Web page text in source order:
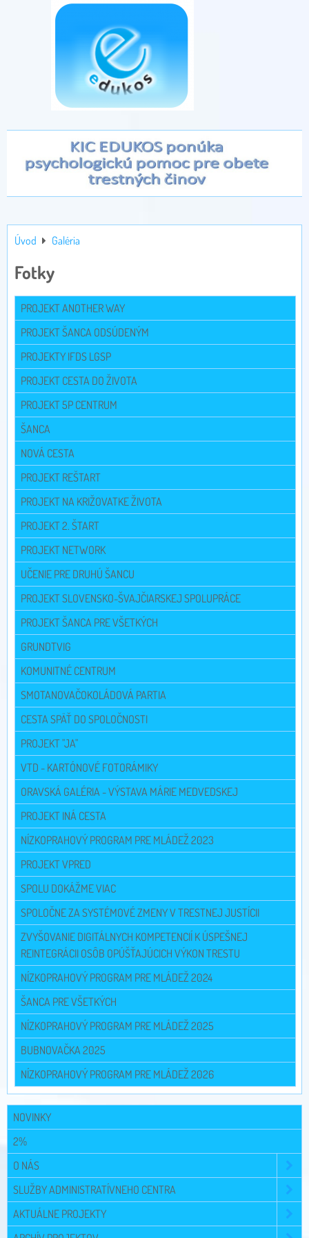
Úvod Galéria
Fotky
PROJEKT ANOTHER WAY
PROJEKT ŠANCA ODSÚDENÝM
PROJEKTY IFDS LGSP
PROJEKT CESTA DO ŽIVOTA
PROJEKT 5P CENTRUM
ŠANCA
NOVÁ CESTA
PROJEKT REŠTART
PROJEKT NA KRIŽOVATKE ŽIVOTA
PROJEKT 2. ŠTART
PROJEKT NETWORK
UČENIE PRE DRUHÚ ŠANCU
PROJEKT SLOVENSKO-ŠVAJČIARSKEJ SPOLUPRÁCE
PROJEKT ŠANCA PRE VŠETKÝCH
GRUNDTVIG
KOMUNITNÉ CENTRUM
SMOTANOVAČOKOLÁDOVÁ PARTIA
CESTA SPÄŤ DO SPOLOČNOSTI
PROJEKT "JA"
VTD - KARTÓNOVÉ FOTORÁMIKY
ORAVSKÁ GALÉRIA - VÝSTAVA MÁRIE MEDVEDSKEJ
PROJEKT INÁ CESTA
NÍZKOPRAHOVÝ PROGRAM PRE MLÁDEŽ 2023
PROJEKT VPRED
SPOLU DOKÁŽME VIAC
SPOLOČNE ZA SYSTÉMOVÉ ZMENY V TRESTNEJ JUSTÍCII
ZVYŠOVANIE DIGITÁLNYCH KOMPETENCIÍ K ÚSPEŠNEJ
REINTEGRÁCII OSÔB OPÚŠŤAJÚCICH VÝKON TRESTU
NÍZKOPRAHOVÝ PROGRAM PRE MLÁDEŽ 2024
ŠANCA PRE VŠETKÝCH
NÍZKOPRAHOVÝ PROGRAM PRE MLÁDEŽ 2025
BUBNOVAČKA 2025
NÍZKOPRAHOVÝ PROGRAM PRE MLÁDEŽ 2026
NOVINKY
2%
O NÁS
SLUŽBY ADMINISTRATÍVNEHO CENTRA
AKTUÁLNE PROJEKTY